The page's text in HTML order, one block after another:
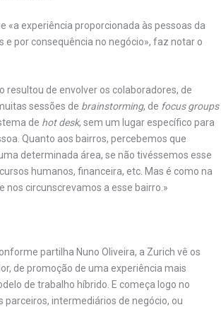
«a experiência proporcionada às pessoas da
por consequência no negócio», faz notar o
resultou de envolver os colaboradores, de
sessões de brainstorming, de focus groups
de hot desk, sem um lugar específico para
Quanto aos bairros, percebemos que
determinada área, se não tivéssemos esse
humanos, financeira, etc. Mas é como na
circunscrevamos a esse bairro.»
partilha Nuno Oliveira, a Zurich vê os
de promoção de uma experiência mais
de trabalho híbrido. E começa logo no
intermediários de negócio, ou